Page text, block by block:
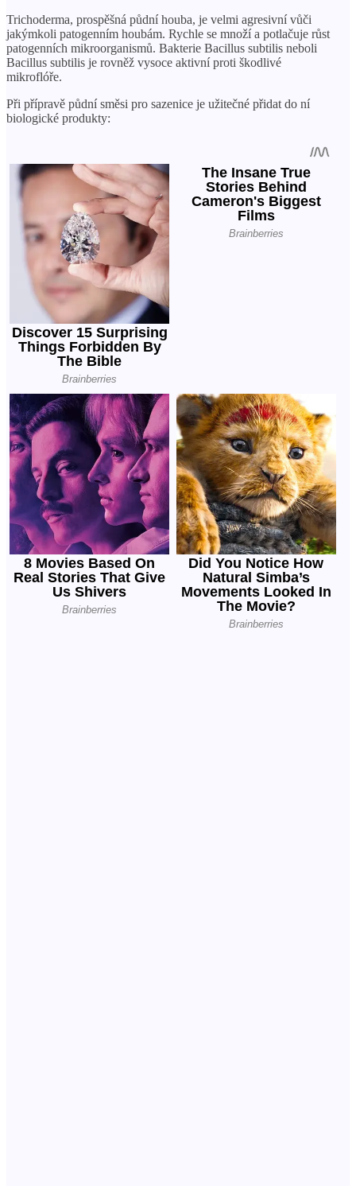
Trichoderma, prospěšná půdní houba, je velmi agresivní vůči
jakýmkoli patogenním houbám. Rychle se množí a potlačuje růst
patogenních mikroorganismů. Bakterie Bacillus subtilis neboli
Bacillus subtilis je rovněž vysoce aktivní proti škodlivé
mikroflóře.
Při přípravě půdní směsi pro sazenice je užitečné přidat do ní
biologické produkty: